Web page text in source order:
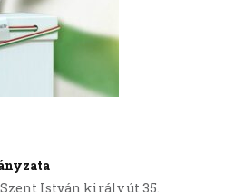
István király út 35.